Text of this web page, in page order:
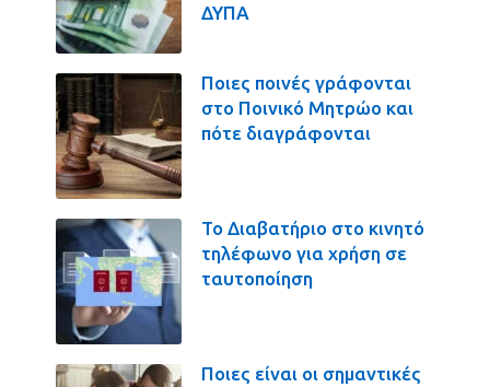
ΔΥΠΑ
Ποιες ποινές γράφονται
στο Ποινικό Μητρώο και
πότε διαγράφονται
Το Διαβατήριο στο κινητό
τηλέφωνο για χρήση σε
ταυτοποίηση
Ποιες είναι οι σημαντικές